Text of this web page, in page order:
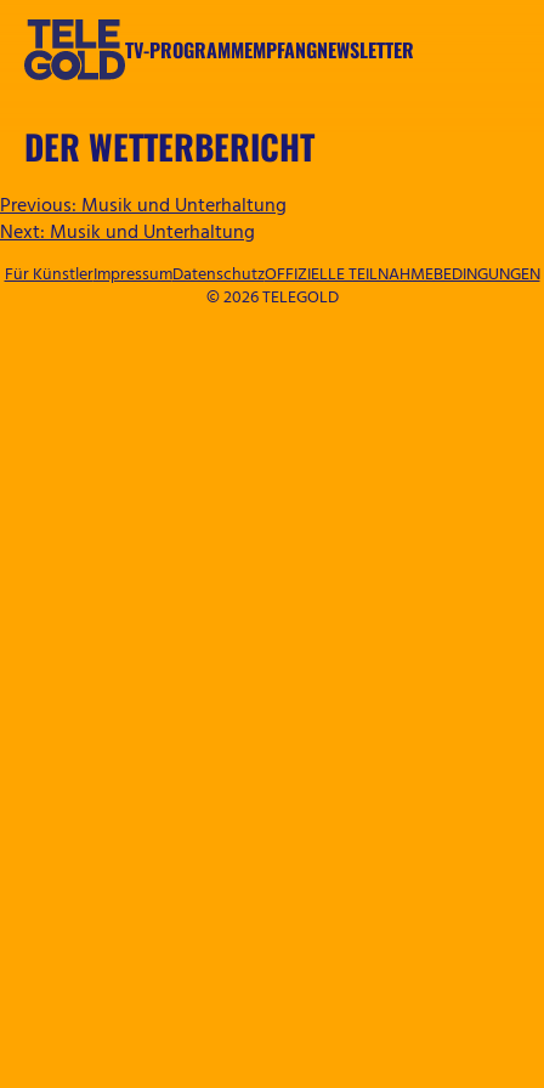
Zum
springen
TV-PROGRAMMEMPFANGNEWSLETTER
DER WETTERBERICHT
BEITRAGSNAVIGATION
Previous:Musik und Unterhaltung
Next:Musik und Unterhaltung
© 2026 TELEGOLD
Für KünstlerImpressumDatenschutzOFFIZIELLE TEILNAHMEBEDINGUNGEN